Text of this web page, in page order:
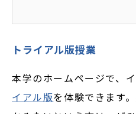
トライアル版授業
本学のホームページで、
イアル版を体験できます